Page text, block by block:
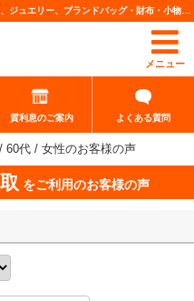
メニュー
質利息のご案内 よくある質問
60代 / 女性のお客様の声
をご利用のお客様の声